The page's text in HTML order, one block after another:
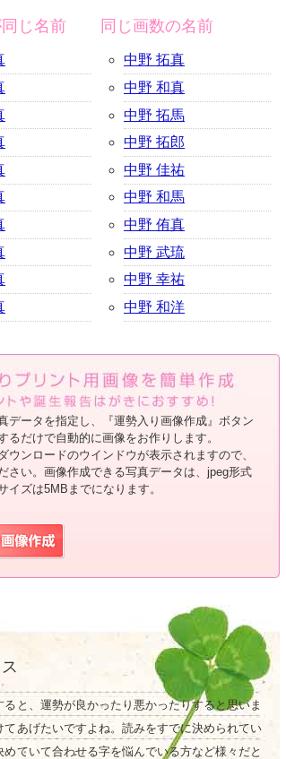
じ名前 同じ画数の名前
中野 拓真
中野 和真
中野 拓馬
中野 拓郎
中野 佳祐
中野 和馬
中野 侑真
中野 武琉
中野 幸祐
中野 和洋
データを指定し、『運勢入り画像作成』ボタン
るだけで自動的に画像をお作りします。
ウンロードのウインドウが表示されますので、
さい。画像作成できる写真データは、jpeg形式
イズは5MBまでになります。
と、運勢が良かったり悪かったりすると思いま
あげたいですよね。読みをすでに決められてい
ていて合わせる字を悩んでいる方など様々だと